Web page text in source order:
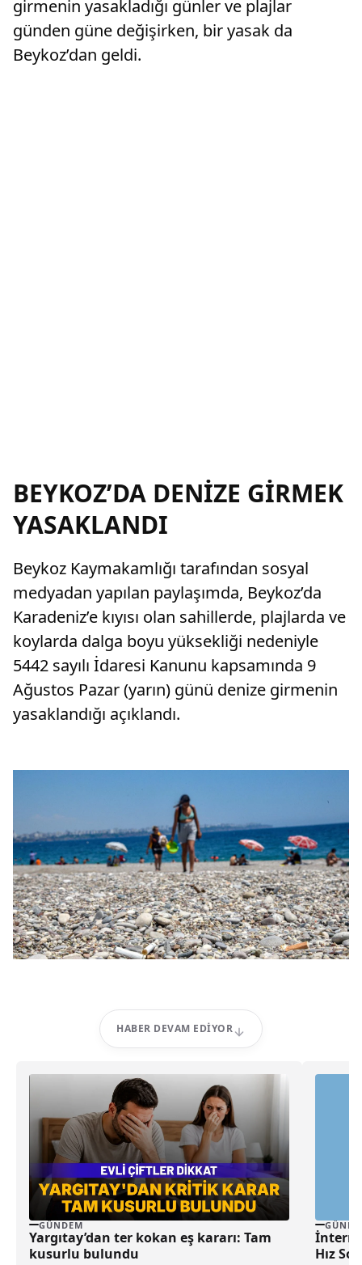
girmenin yasakladığı günler ve plajlar
günden güne değişirken, bir yasak da
Beykoz’dan geldi.
BEYKOZ’DA DENİZE GİRMEK
YASAKLANDI
Beykoz Kaymakamlığı tarafından sosyal
medyadan yapılan paylaşımda, Beykoz’da
Karadeniz’e kıyısı olan sahillerde, plajlarda ve
koylarda dalga boyu yüksekliği nedeniyle
5442 sayılı İdaresi Kanunu kapsamında 9
Ağustos Pazar (yarın) günü denize girmenin
yasaklandığı açıklandı.
HABER DEVAM EDIYOR
GÜNDEM
Yargıtay’dan ter kokan eş kararı: Tam
kusurlu bulundu
Hız